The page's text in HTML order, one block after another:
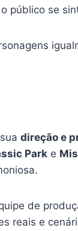
público se
direção e
Park e
de
reais e